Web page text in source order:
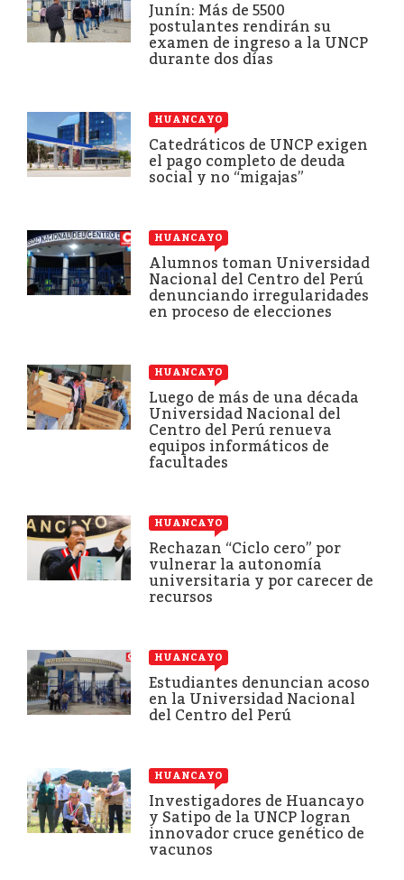
Junín: Más de 5500
postulantes rendirán su
examen de ingreso a la UNCP
durante dos días
HUANCAYO
Catedráticos de UNCP exigen
el pago completo de deuda
social y no “migajas”
HUANCAYO
Alumnos toman Universidad
Nacional del Centro del Perú
denunciando irregularidades
en proceso de elecciones
HUANCAYO
Luego de más de una década
Universidad Nacional del
Centro del Perú renueva
equipos informáticos de
facultades
HUANCAYO
Rechazan “Ciclo cero” por
vulnerar la autonomía
universitaria y por carecer de
recursos
HUANCAYO
Estudiantes denuncian acoso
en la Universidad Nacional
del Centro del Perú
HUANCAYO
Investigadores de Huancayo
y Satipo de la UNCP logran
innovador cruce genético de
vacunos